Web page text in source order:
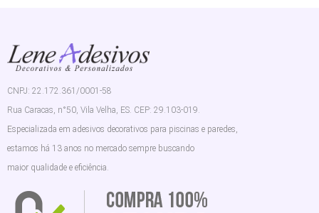
CNPJ: 22.172.361/0001-58
Rua Caracas, n°50, Vila Velha, ES. CEP: 29.103-019.
Especializada em adesivos decorativos para piscinas e paredes,
estamos há 13 anos no mercado sempre buscando
maior qualidade e eficiência.